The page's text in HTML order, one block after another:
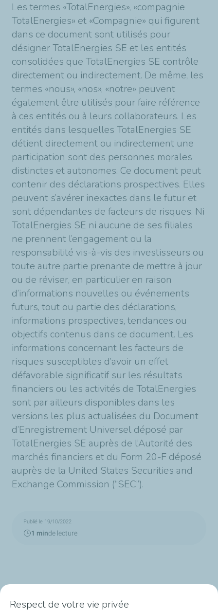
Les termes «TotalEnergies», «compagnie
TotalEnergies» et «Compagnie» qui figurent
dans ce document sont utilisés pour
désigner TotalEnergies SE et les entités
consolidées que TotalEnergies SE contrôle
directement ou indirectement. De même, les
termes «nous», «nos», «notre» peuvent
également être utilisés pour faire référence
à ces entités ou à leurs collaborateurs. Les
entités dans lesquelles TotalEnergies SE
détient directement ou indirectement une
participation sont des personnes morales
distinctes et autonomes. Ce document peut
contenir des déclarations prospectives. Elles
peuvent s’avérer inexactes dans le futur et
sont dépendantes de facteurs de risques. Ni
TotalEnergies SE ni aucune de ses filiales
ne prennent l’engagement ou la
responsabilité vis-à-vis des investisseurs ou
toute autre partie prenante de mettre à jour
ou de réviser, en particulier en raison
d’informations nouvelles ou événements
futurs, tout ou partie des déclarations,
informations prospectives, tendances ou
objectifs contenus dans ce document. Les
informations concernant les facteurs de
risques susceptibles d’avoir un effet
défavorable significatif sur les résultats
financiers ou les activités de TotalEnergies
sont par ailleurs disponibles dans les
versions les plus actualisées du Document
d’Enregistrement Universel déposé par
TotalEnergies SE auprès de l’Autorité des
marchés financiers et du Form 20-F déposé
auprès de la United States Securities and
Exchange Commission (“SEC”).
Publié le 19/10/2022
1 minde lecture
Respect de votre vie privée